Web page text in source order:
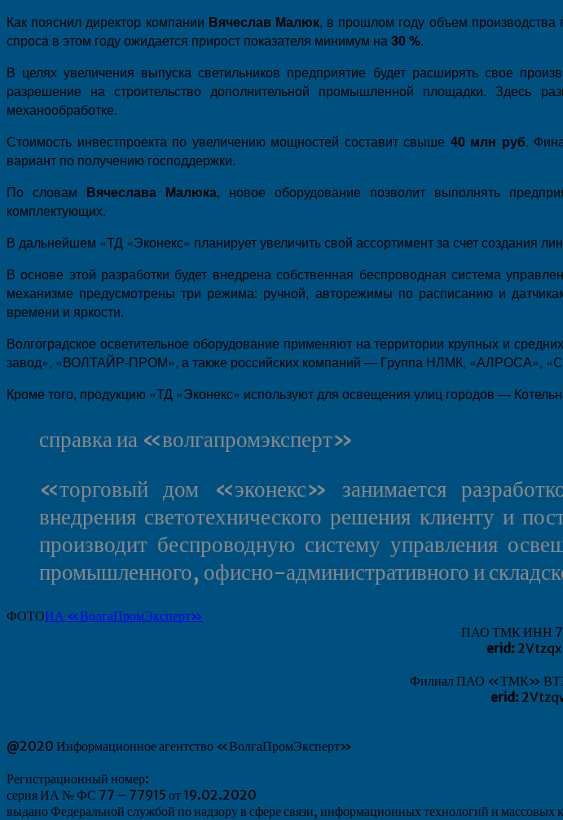
Как пояснил директор компании Вячеслав Малюк, в прошлом году объем производства
спроса в этом году ожидается прирост показателя минимум на30 %.
В целях увеличения выпуска светильников предприятие будет расширять свое
разрешение на строительство дополнительной промышленной площадки. Здесь
механообработке.
Стоимость инвестпроекта по увеличению мощностей составит свыше 40 млн руб.
вариант по получению господдержки.
По словам Вячеслава Малюка, новое оборудование позволит выполнять
комплектующих.
В дальнейшем «ТД «Эконекс» планирует увеличить свой ассортимент за счет создания
В основе этой разработки будет внедрена собственная беспроводная система
механизме предусмотрены три режима: ручной, авторежимы по расписанию и
времени и яркости.
Волгоградское осветительное оборудование применяют на территории крупных и
завод», «ВОЛТАЙР-ПРОМ», а также российских компаний — Группа НЛМК, «АЛРОСА»,
Кроме того, продукцию «ТД «Эконекс» используют для освещения улиц городов —
справка иа «волгапромэксперт»
«торговый дом «эконекс» занимается
внедрения светотехнического решения клиенту и
производит беспроводную систему управления
промышленного, офисно-административного и
ФОТОИА «ВолгаПромЭксперт»
ПАО ТМК ИНН
erid:
Филиал ПАО «ТМК»
erid:
@2020 Информационное агентство «ВолгаПромЭксперт»
Регистрационный номер:
серия ИА № ФС 77 – 77915 от 19.02.2020
выдано Федеральной службой по надзору в сфере связи, информационных технологий и массовых